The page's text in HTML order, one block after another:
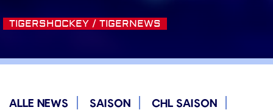
TIGERSHOCKEY / TIGERNEWS
ALLE NEWS SAISON
CHL SAISON